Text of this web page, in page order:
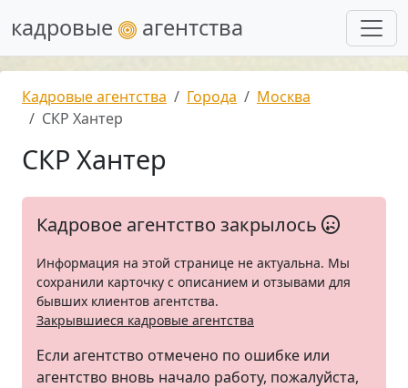
кадровые агентства
Кадровые агентства Города
Москва
СКР Хантер
СКР Хантер
Кадровое агентство закрылось
Информация на этой странице не актуальна. Мы
сохранили карточку с описанием и отзывами для
бывших клиентов агентства.
Закрывшиеся кадровые агентства
Если агентство отмечено по ошибке или
агентство вновь начало работу, пожалуйста,